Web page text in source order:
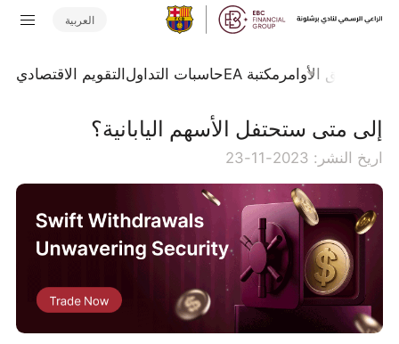
العربية
تدفق الأوامر مكتبة EA حاسبات التداولالتقويم الاقتصادي
إلى متى ستحتفل الأسهم اليابانية؟
اريخ النشر: 2023-11-23